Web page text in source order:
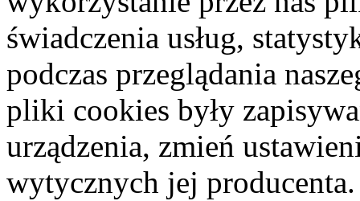
świadczenia usług,
podczas przeglądania
pliki cookies były
urządzenia, zmień
wytycznych jej producenta.